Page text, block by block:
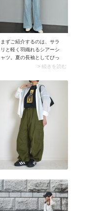
まずご紹介するのは、サラ
リと軽く羽織れるシアーシ
ャツ。夏の長袖としてぴっ
たりなアイテムです。上半
ップに白の長袖シアーシャ
ツを羽織り、白1色のレイヤ
ードスタイルに。淡いブル
ーのデニムパンツを合わせ
れば、クリーンな印象たっ
ぷりに仕上がります。
> 続きを読む